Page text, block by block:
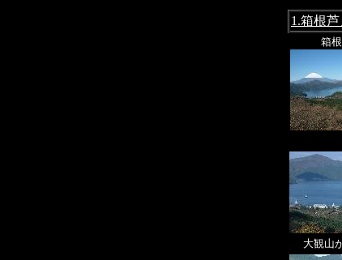
1.箱根芦
箱
大観